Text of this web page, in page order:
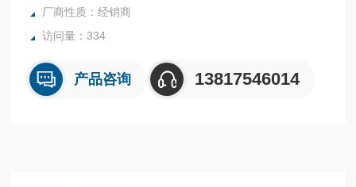
厂商性质：经销商
访问量：334
产品咨询 13817546014